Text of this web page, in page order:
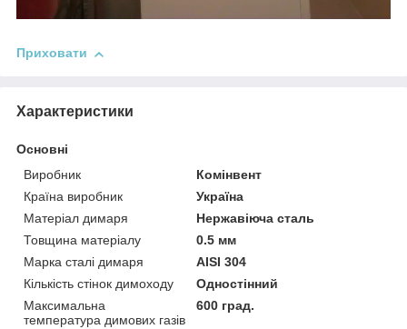
Приховати
Характеристики
Основні
Виробник
Комінвент
Країна виробник
Україна
Матеріал димаря
Нержавіюча сталь
Товщина матеріалу
0.5 мм
Марка сталі димаря
AISI 304
Кількість стінок димоходу
Одностінний
Максимальна
температура димових газів
600 град.